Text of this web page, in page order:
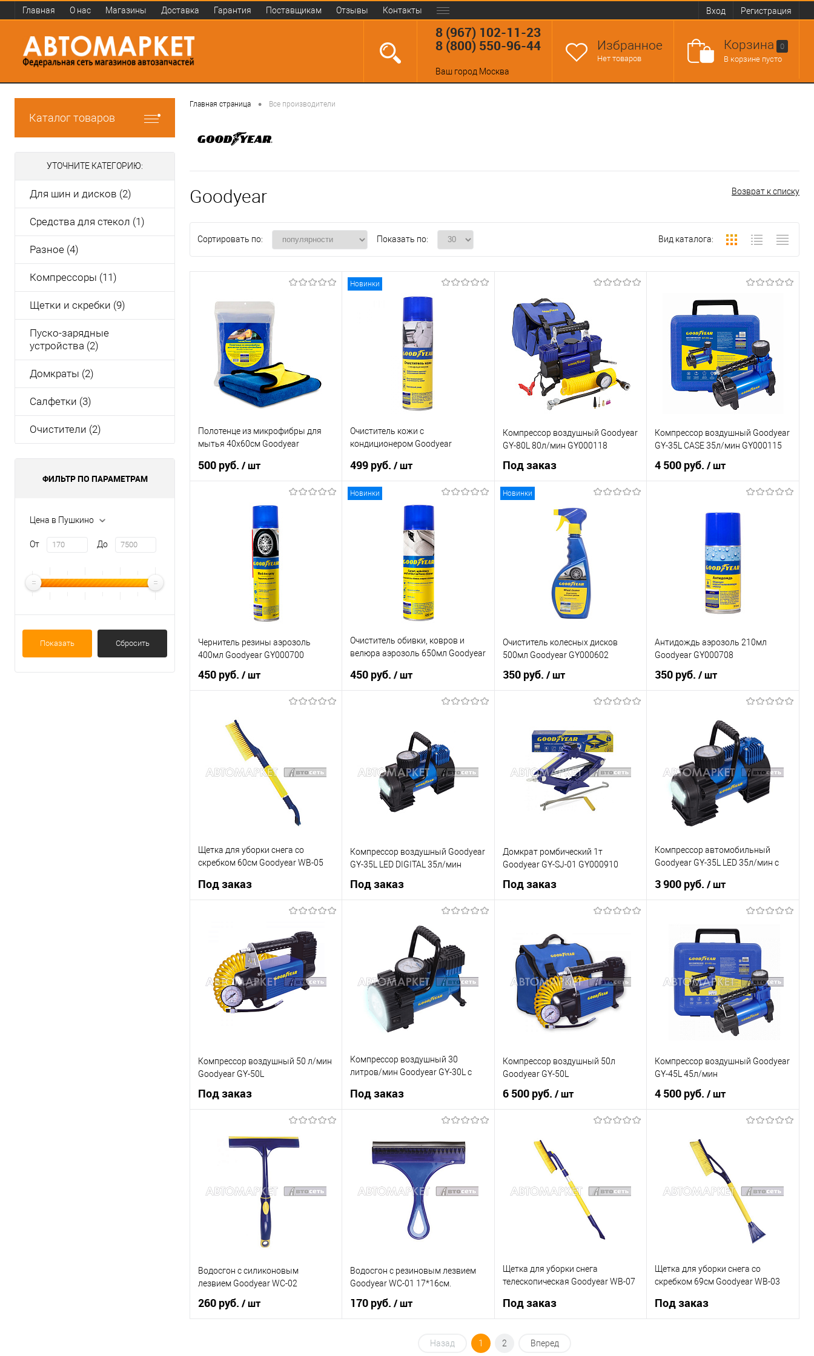
Главная О нас Магазины Доставка Гарантия Поставщикам Отзывы Контакты Вход Регистрация
8 (967) 102-11-23
8 (800) 550-96-44
Ваш город Москва
Избранное
Нет товаров
Корзина
0
В корзине пусто
Каталог товаров
УТОЧНИТЕ КАТЕГОРИЮ:
Для шин и дисков (2)
Средства для стекол (1)
Разное (4)
Компрессоры (11)
Щетки и скребки (9)
Пуско-зарядные
устройства (2)
Домкраты (2)
Салфетки (3)
Очистители (2)
ФИЛЬТР ПО ПАРАМЕТРАМ
Цена в Пушкино
От До
Показать Сбросить
Главная страница • Все производители
Возврат к списку
Goodyear
Сортировать по: Показать по: Вид каталога:
Полотенце из микрофибры для
мытья 40x60см Goodyear
500 руб. / шт
Купить в 1 клик
Новинки
Очиститель кожи с
кондиционером Goodyear
499 руб. / шт
Купить в 1 клик
Компрессор воздушный Goodyear
GY-80L 80л/мин GY000118
Под заказ
Купить в 1 клик
Компрессор воздушный Goodyear
GY-35L CASE 35л/мин GY000115
4 500 руб./ шт
Купить в 1 клик
Чернитель резины аэрозоль
400мл Goodyear GY000700
450 руб. / шт
Купить в 1 клик
Новинки
Очиститель обивки, ковров и
велюра аэрозоль 650мл Goodyear
450 руб. / шт
К сравнению
В наличии
Новинки
Очиститель колесных дисков
500мл Goodyear GY000602
350 руб. / шт
Купить в 1 клик
К сравнению
В наличии
Антидождь аэрозоль 210мл
Goodyear GY000708
350 руб./ шт
Купить в 1 клик
К сравнению
В список
В наличии
Щетка для уборки снега со
скребком 60см Goodyear WB-05
Под заказ
Купить в 1 клик
К сравнению
В список
Недоступно
Компрессор воздушный Goodyear
GY-35L LED DIGITAL 35л/мин
Под заказ
Купить в 1 клик
К сравнению
В список
Недоступно
Домкрат ромбический 1т
Goodyear GY-SJ-01 GY000910
Под заказ
Купить в 1 клик
В список
Недоступно
Компрессор автомобильный
Goodyear GY-35L LED 35л/мин с
3 900 руб./ шт
Купить в 1 клик
К сравнению
В список
В наличии
Компрессор воздушный 50 л/мин
Goodyear GY-50L
Под заказ
Компрессор воздушный 30
литров/мин Goodyear GY-30L с
Под заказ
Купить в 1 клик
К сравнению
Компрессор воздушный 50л
Goodyear GY-50L
6 500 руб. / шт
Купить в 1 клик
Компрессор воздушный Goodyear
GY-45L 45л/мин
4 500 руб./ шт
Купить в 1 клик
Водосгон с силиконовым
лезвием Goodyear WC-02
260 руб. / шт
Водосгон с резиновым лезвием
Goodyear WC-01 17*16см.
170 руб. / шт
В корзину
Щетка для уборки снега
телескопическая Goodyear WB-07
Под заказ
Щетка для уборки снега со
скребком 69см Goodyear WB-03
Под заказ
Назад 1 2 Вперед